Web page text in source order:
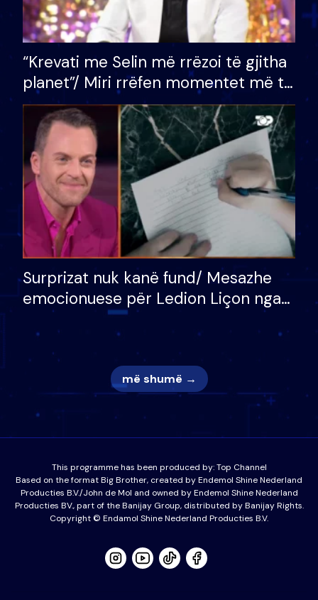
“Krevati me Selin më rrëzoi të gjitha
planet”/ Miri rrëfen momentet më të
bukura në shtëpinë e BB VIP: Do më
mungojë zilja e mëngjesit kur…
Surprizat nuk kanë fund/ Mesazhe
emocionuese për Ledion Liçon nga
nëna dhe fëmijët e tij, moderatori
nuk i mban dot lotët: Nuk meritoj…
më shumë →
This programme has been produced by:Top Channel
Based on the format Big Brother, created by Endemol Shine Nederland
Producties B.V./John de Mol and owned by Endemol Shine Nederland
Producties BV., part of the Banijay Group, distributed by Banijay Rights.
Copyright © Endamol Shine Nederland Producties B.V.